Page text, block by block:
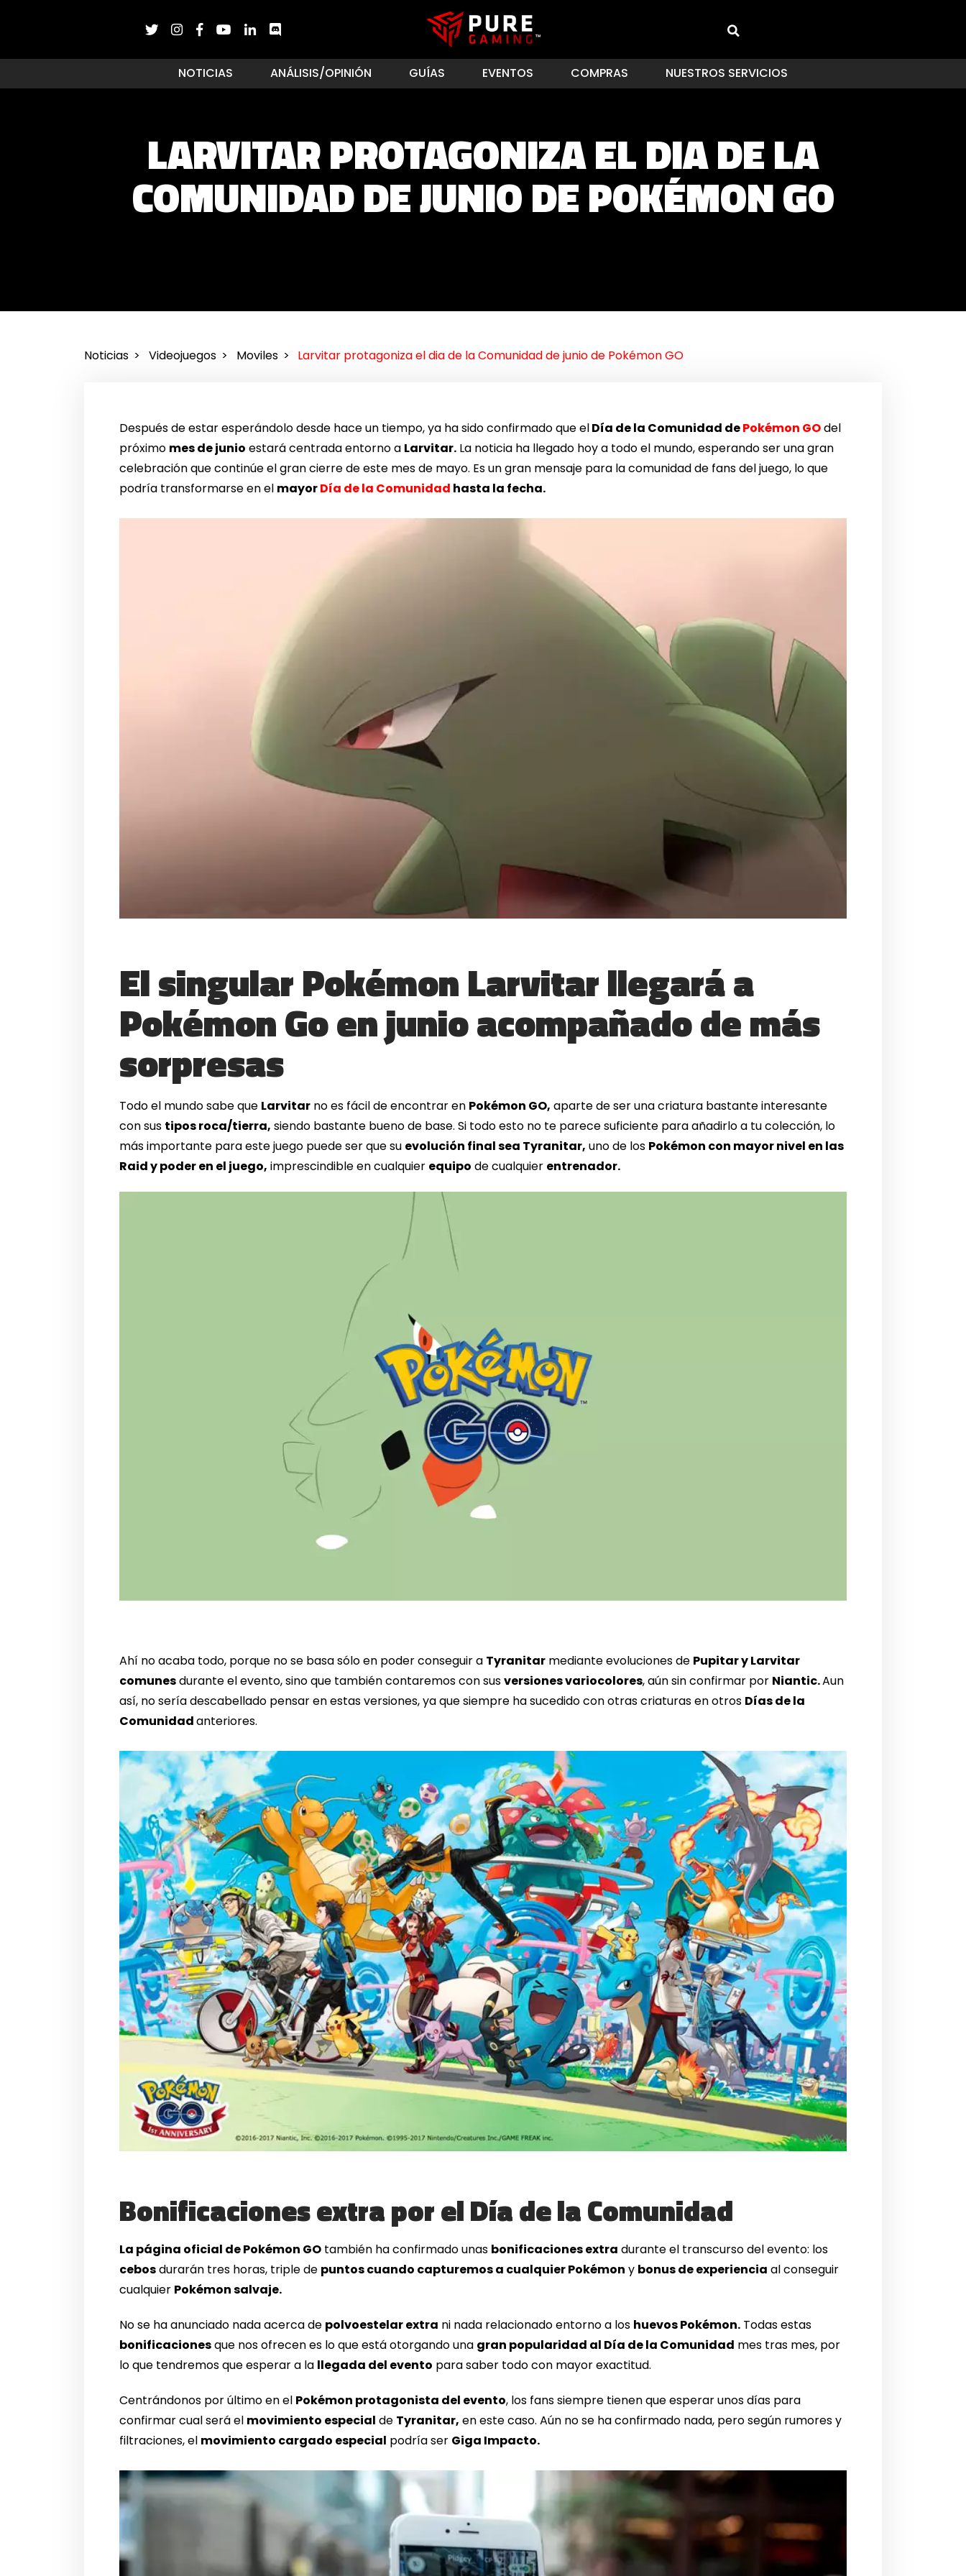
NOTICIAS ANÁLISIS/OPINIÓN GUÍAS EVENTOS COMPRAS NUESTROS SERVICIOS
LARVITAR PROTAGONIZA EL DIA DE LA
COMUNIDAD DE JUNIO DE POKÉMON GO
Noticias Videojuegos Moviles Larvitar protagoniza el dia de la Comunidad de junio de Pokémon GO
Después de estar esperándolo desde hace un tiempo, ya ha sido confirmado que elDía de la Comunidad dePokémon GOdel
próximo mes de junio estará centrada entorno a Larvitar. La noticia ha llegado hoy a todo el mundo, esperando ser una gran
celebración que continúe el gran cierre de este mes de mayo. Es un gran mensaje para la comunidad de fans del juego, lo que
podría transformarse en el mayorDía de la Comunidad hasta la fecha.
El singular Pokémon Larvitar llegará a
Pokémon Go en junio acompañado de más
sorpresas
Todo el mundo sabe que Larvitar no es fácil de encontrar en Pokémon GO, aparte de ser una criatura bastante interesante
con sus tipos roca/tierra, siendo bastante bueno de base. Si todo esto no te parece suficiente para añadirlo a tu colección, lo
más importante para este juego puede ser que su evolución final sea Tyranitar, uno de los Pokémon con mayor nivel en las
Raid y poder en el juego, imprescindible en cualquier equipo de cualquier entrenador.
Ahí no acaba todo, porque no se basa sólo en poder conseguir a Tyranitar mediante evoluciones de Pupitar y Larvitar
comunesdurante el evento, sino que también contaremos con susversiones variocolores, aún sin confirmar por Niantic.Aun
así, no sería descabellado pensar en estas versiones, ya que siempre ha sucedido con otras criaturas en otros Días de la
Comunidadanteriores.
Bonificaciones extra por el Día de la Comunidad
La página oficial de Pokémon GO también ha confirmado unas bonificaciones extra durante el transcurso del evento: los
cebosdurarán tres horas, triple de puntos cuando capturemos a cualquier Pokémon y bonus de experiencia al conseguir
cualquier Pokémon salvaje.
No se ha anunciado nada acerca de polvoestelar extra ni nada relacionado entorno a los huevos Pokémon. Todas estas
bonificacionesque nos ofrecen es lo que está otorgando una gran popularidad al Día de la Comunidad mes tras mes, por
lo que tendremos que esperar a la llegada del evento para saber todo con mayor exactitud.
Centrándonos por último en el Pokémon protagonista del evento, los fans siempre tienen que esperar unos días para
confirmar cual será el movimiento especial de Tyranitar, en este caso. Aún no se ha confirmado nada, pero según rumores y
filtraciones, el movimiento cargado especial podría ser Giga Impacto.